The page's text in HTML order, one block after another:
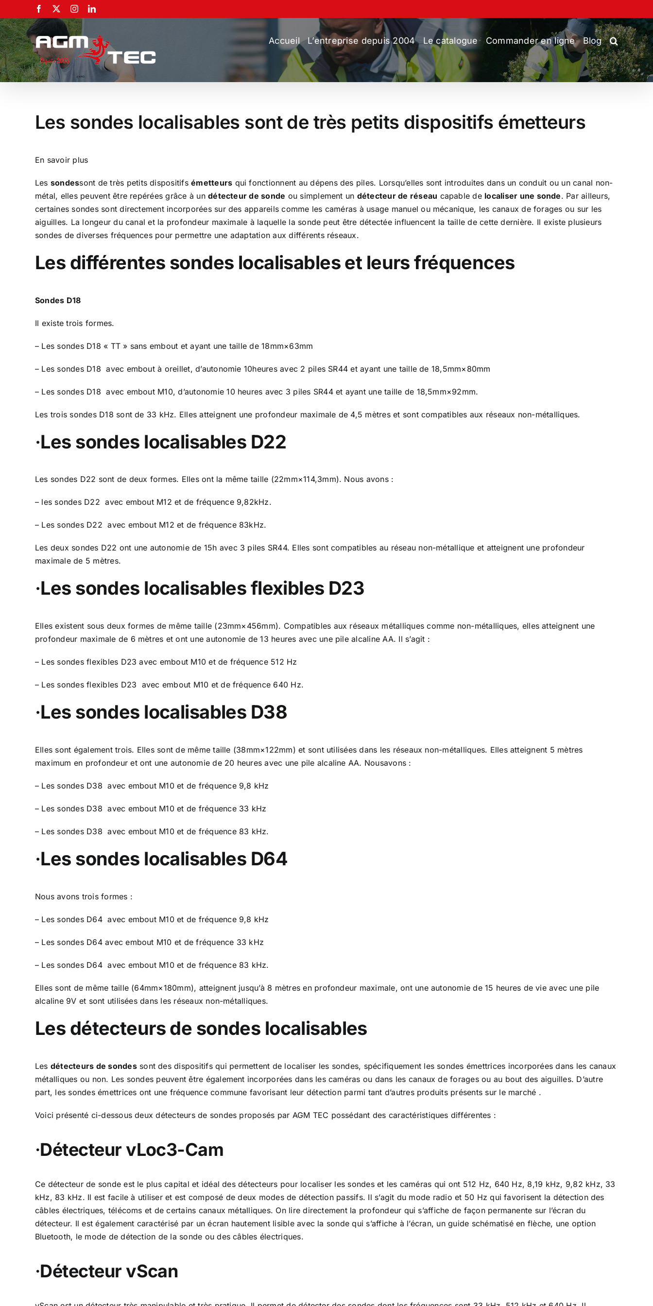
au
contenu
Facebook InstagramLinkedIn
Accueil L’entreprise depuis 2004 Le catalogue Commander en ligne Blog
Les sondes localisables sont de très petits dispositifs émetteurs
En savoir plus
Les sondessont de très petits dispositifsémetteurs qui fonctionnent au dépens des piles. Lorsqu’elles sont introduites dans un conduit ou un canal non-
métal, elles peuvent être repérées grâce à undétecteur de sonde ou simplement un détecteur de réseau capable de localiser une sonde. Par ailleurs,
certaines sondes sont directement incorporées sur des appareils comme les caméras à usage manuel ou mécanique, les canaux de forages ou sur les
aiguilles. La longeur du canal et la profondeur maximale à laquelle la sonde peut être détectée influencent la taille de cette dernière. Il existe plusieurs
sondes de diverses fréquences pour permettre une adaptation aux différents réseaux.
Les différentes sondes localisables et leurs fréquences
Sondes D18
Il existe trois formes.
– Les sondes D18 « TT » sans embout et ayant une taille de 18mm×63mm
– Les sondes D18 avec embout à oreillet, d’autonomie 10heures avec 2 piles SR44 et ayant une taille de 18,5mm×80mm
– Les sondes D18 avec embout M10, d’autonomie 10 heures avec 3 piles SR44 et ayant une taille de 18,5mm×92mm.
Les trois sondes D18 sont de 33 kHz. Elles atteignent une profondeur maximale de 4,5 mètres et sont compatibles aux réseaux non-métalliques.
·Les sondes localisables D22
Les sondes D22 sont de deux formes. Elles ont la même taille (22mm×114,3mm). Nous avons :
– les sondes D22 avec embout M12 et de fréquence 9,82kHz.
– Les sondes D22 avec embout M12 et de fréquence 83kHz.
Les deux sondes D22 ont une autonomie de 15h avec 3 piles SR44. Elles sont compatibles au réseau non-métallique et atteignent une profondeur
maximale de 5 mètres.
·Les sondes localisables flexibles D23
Elles existent sous deux formes de même taille (23mm×456mm). Compatibles aux réseaux métalliques comme non-métalliques, elles atteignent une
profondeur maximale de 6 mètres et ont une autonomie de 13 heures avec une pile alcaline AA. Il s’agit :
– Les sondes flexibles D23 avec embout M10 et de fréquence 512 Hz
– Les sondes flexibles D23 avec embout M10 et de fréquence 640 Hz.
·Les sondes localisables D38
Elles sont également trois. Elles sont de même taille (38mm×122mm) et sont utilisées dans les réseaux non-métalliques. Elles atteignent 5 mètres
maximum en profondeur et ont une autonomie de 20 heures avec une pile alcaline AA. Nousavons :
– Les sondes D38 avec embout M10 et de fréquence 9,8 kHz
– Les sondes D38 avec embout M10 et de fréquence 33 kHz
– Les sondes D38 avec embout M10 et de fréquence 83 kHz.
·Les sondes localisables D64
Nous avons trois formes :
– Les sondes D64 avec embout M10 et de fréquence 9,8 kHz
– Les sondes D64 avec embout M10 et de fréquence 33 kHz
– Les sondes D64 avec embout M10 et de fréquence 83 kHz.
Elles sont de même taille (64mm×180mm), atteignent jusqu’à 8 mètres en profondeur maximale, ont une autonomie de 15 heures de vie avec une pile
alcaline 9V et sont utilisées dans les réseaux non-métalliques.
Les détecteurs de sondes localisables
Les détecteurs de sondessont des dispositifs qui permettent de localiser les sondes, spécifiquement les sondes émettrices incorporées dans les canaux
métalliques ou non. Les sondes peuvent être également incorporées dans les caméras ou dans les canaux de forages ou au bout des aiguilles. D’autre
part, les sondes émettrices ont une fréquence commune favorisant leur détection parmi tant d’autres produits présents sur le marché .
Voici présenté ci-dessous deux détecteurs de sondes proposés par AGM TEC possédant des caractéristiques différentes :
·DétecteurvLoc3-Cam
Ce détecteur de sonde est le plus capital et idéal des détecteurs pour localiser les sondes et les caméras qui ont 512 Hz, 640 Hz, 8,19 kHz, 9,82 kHz, 33
kHz, 83 kHz. Il est facile à utiliser et est composé de deux modes de détection passifs. Il s’agit du mode radio et 50 Hz qui favorisent la détection des
câbles électriques, télécoms et de certains canaux métalliques. On lire directement la profondeur qui s’affiche de façon permanente sur l’écran du
détecteur. Il est également caractérisé par un écran hautement lisible avec la sonde qui s’affiche à l’écran, un guide schématisé en flèche, une option
Bluetooth, le mode de détection de la sonde ou des câbles électriques.
·DétecteurvScan